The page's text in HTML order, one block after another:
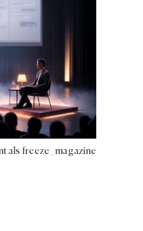
als freeze_magazine